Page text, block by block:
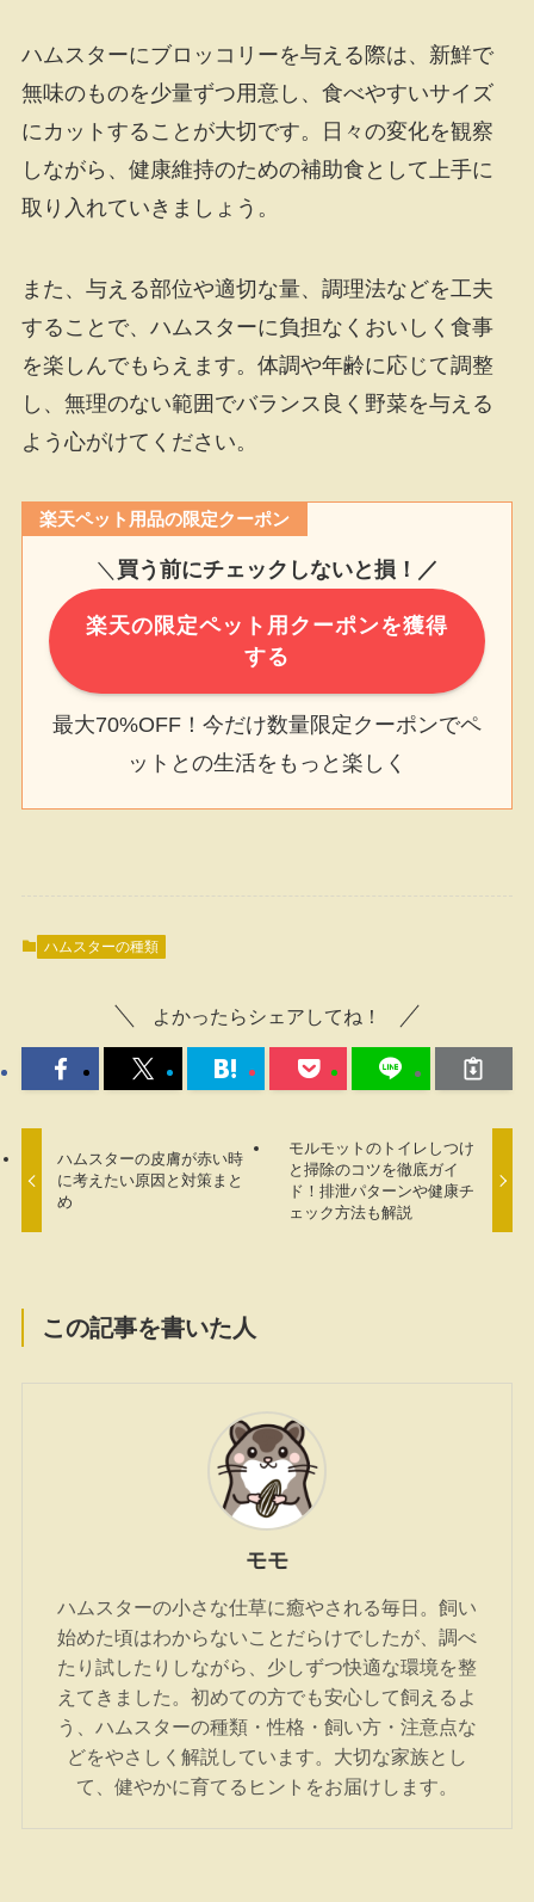
ハムスターにブロッコリーを与える際は、新鮮で
無味のものを少量ずつ用意し、食べやすいサイズ
にカットすることが大切です。日々の変化を観察
しながら、健康維持のための補助食として上手に
取り入れていきましょう。
また、与える部位や適切な量、調理法などを工夫
することで、ハムスターに負担なくおいしく食事
を楽しんでもらえます。体調や年齢に応じて調整
し、無理のない範囲でバランス良く野菜を与える
よう心がけてください。
楽天ペット用品の限定クーポン
＼ 買う前にチェックしないと損！／
楽天の限定ペット用クーポンを獲得
する
最大70%OFF！今だけ数量限定クーポンでペ
ットとの生活をもっと楽しく
ハムスターの種類
よかったらシェアしてね！
ハムスターの皮膚が赤い時
に考えたい原因と対策まと
め
モルモットのトイレしつけ
と掃除のコツを徹底ガイ
ド！排泄パターンや健康チ
ェック方法も解説
この記事を書いた人
モモ
ハムスターの小さな仕草に癒やされる毎日。飼い
始めた頃はわからないことだらけでしたが、調べ
たり試したりしながら、少しずつ快適な環境を整
えてきました。初めての方でも安心して飼えるよ
う、ハムスターの種類・性格・飼い方・注意点な
どをやさしく解説しています。大切な家族とし
て、健やかに育てるヒントをお届けします。